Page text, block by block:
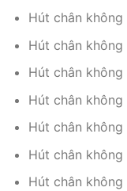
Hút chân
Hút chân
Hút chân
Hút chân
Hút chân
Hút chân
Hút chân